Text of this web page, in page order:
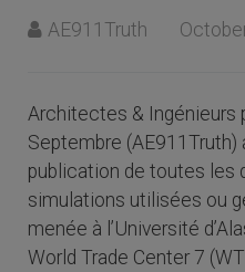
AE911Truth
Architectes & Ingénieurs
Septembre (AE911Truth)
publication de toutes les
simulations utilisées ou
menée à l’Université
World Trade Center 7